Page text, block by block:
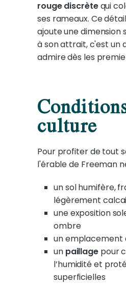
rouge discrètequi
ses rameaux. Ce
ajoute une
à son attrait, c'est un
admire dès les
culture
Pour profiter de tout
l'érable de Freeman
un sol humifère,
légèrement
une exposition
ombre
un emplacement
un paillagepour
l’humidité et
superficielles